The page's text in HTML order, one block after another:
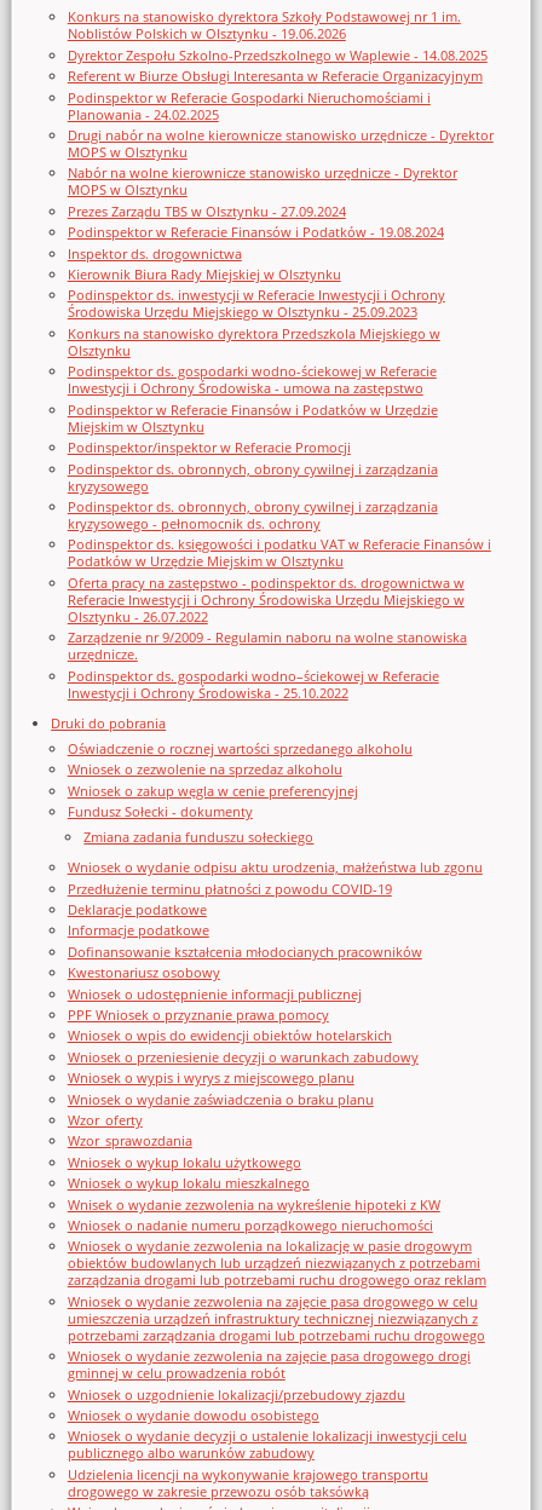
Konkurs na stanowisko dyrektora Szkoły Podstawowej nr 1 im.
Noblistów Polskich w Olsztynku - 19.06.2026
Dyrektor Zespołu Szkolno-Przedszkolnego w Waplewie - 14.08.2025
Referent w Biurze Obsługi Interesanta w Referacie Organizacyjnym
Podinspektor w Referacie Gospodarki Nieruchomościami i
Planowania - 24.02.2025
Drugi nabór na wolne kierownicze stanowisko urzędnicze - Dyrektor
MOPS w Olsztynku
Nabór na wolne kierownicze stanowisko urzędnicze - Dyrektor
MOPS w Olsztynku
Prezes Zarządu TBS w Olsztynku - 27.09.2024
Podinspektor w Referacie Finansów i Podatków - 19.08.2024
Inspektor ds. drogownictwa
Kierownik Biura Rady Miejskiej w Olsztynku
Podinspektor ds. inwestycji w Referacie Inwestycji i Ochrony
Środowiska Urzędu Miejskiego w Olsztynku - 25.09.2023
Konkurs na stanowisko dyrektora Przedszkola Miejskiego w
Olsztynku
Podinspektor ds. gospodarki wodno-ściekowej w Referacie
Inwestycji i Ochrony Środowiska - umowa na zastępstwo
Podinspektor w Referacie Finansów i Podatków w Urzędzie
Miejskim w Olsztynku
Podinspektor/inspektor w Referacie Promocji
Podinspektor ds. obronnych, obrony cywilnej i zarządzania
kryzysowego
Podinspektor ds. obronnych, obrony cywilnej i zarządzania
kryzysowego - pełnomocnik ds. ochrony
Podinspektor ds. księgowości i podatku VAT w Referacie Finansów i
Podatków w Urzędzie Miejskim w Olsztynku
Oferta pracy na zastępstwo - podinspektor ds. drogownictwa w
Referacie Inwestycji i Ochrony Środowiska Urzędu Miejskiego w
Olsztynku - 26.07.2022
Zarządzenie nr 9/2009 - Regulamin naboru na wolne stanowiska
urzędnicze.
Podinspektor ds. gospodarki wodno–ściekowej w Referacie
Inwestycji i Ochrony Środowiska - 25.10.2022
Druki do pobrania
Oświadczenie o rocznej wartości sprzedanego alkoholu
Wniosek o zezwolenie na sprzedaz alkoholu
Wniosek o zakup węgla w cenie preferencyjnej
Fundusz Sołecki - dokumenty
Zmiana zadania funduszu sołeckiego
Wniosek o wydanie odpisu aktu urodzenia, małżeństwa lub zgonu
Przedłużenie terminu płatności z powodu COVID-19
Deklaracje podatkowe
Informacje podatkowe
Dofinansowanie kształcenia młodocianych pracowników
Kwestonariusz osobowy
Wniosek o udostępnienie informacji publicznej
PPF Wniosek o przyznanie prawa pomocy
Wniosek o wpis do ewidencji obiektów hotelarskich
Wniosek o przeniesienie decyzji o warunkach zabudowy
Wniosek o wypis i wyrys z miejscowego planu
Wniosek o wydanie zaświadczenia o braku planu
Wzor_oferty
Wzor_sprawozdania
Wniosek o wykup lokalu użytkowego
Wniosek o wykup lokalu mieszkalnego
Wnisek o wydanie zezwolenia na wykreślenie hipoteki z KW
Wniosek o nadanie numeru porządkowego nieruchomości
Wniosek o wydanie zezwolenia na lokalizację w pasie drogowym
obiektów budowlanych lub urządzeń niezwiązanych z potrzebami
zarządzania drogami lub potrzebami ruchu drogowego oraz reklam
Wniosek o wydanie zezwolenia na zajęcie pasa drogowego w celu
umieszczenia urządzeń infrastruktury technicznej niezwiązanych z
potrzebami zarządzania drogami lub potrzebami ruchu drogowego
Wniosek o wydanie zezwolenia na zajęcie pasa drogowego drogi
gminnej w celu prowadzenia robót
Wniosek o uzgodnienie lokalizacji/przebudowy zjazdu
Wniosek o wydanie dowodu osobistego
Wniosek o wydanie decyzji o ustalenie lokalizacji inwestycji celu
publicznego albo warunków zabudowy
Udzielenia licencji na wykonywanie krajowego transportu
drogowego w zakresie przewozu osób taksówką